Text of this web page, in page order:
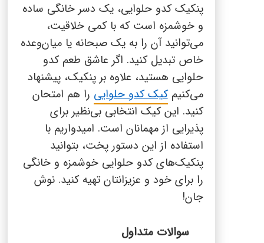
پنکیک کدو حلوایی، یک دسر خانگی ساده
و خوشمزه است که با کمی خلاقیت،
می‌توانید آن را به یک صبحانه یا میان‌وعده
خاص تبدیل کنید. اگر عاشق طعم کدو
حلوایی هستید، علاوه بر پنکیک، پیشنهاد
می‌کنیمکیک کدو حلوایی را هم امتحان
کنید. این کیک انتخابی بی‌نظیر برای
پذیرایی از مهمانان است. امیدواریم با
استفاده از این دستور پخت، بتوانید
پنکیک‌های کدو حلوایی خوشمزه و خانگی
را برای خود و عزیزانتان تهیه کنید. نوش
جان!
سوالات متداول